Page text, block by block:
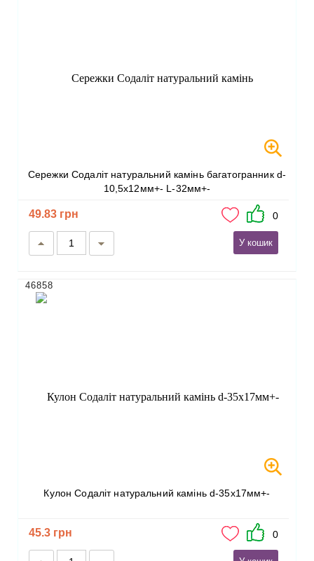
Сережки Содаліт натуральний камінь багатогранник d-
10,5х12мм+- L-32мм+-
49.83 грн 0
У кошик
Кулон Содаліт натуральний камінь d-35х17мм+-
46858
45.3 грн 0